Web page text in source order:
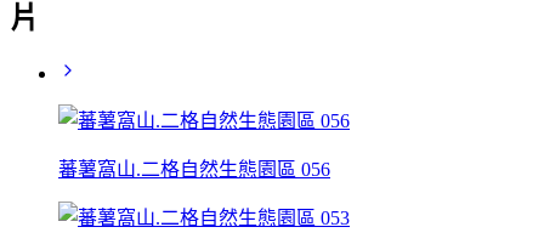
片
蕃薯窩山.二格自然生態園區 056